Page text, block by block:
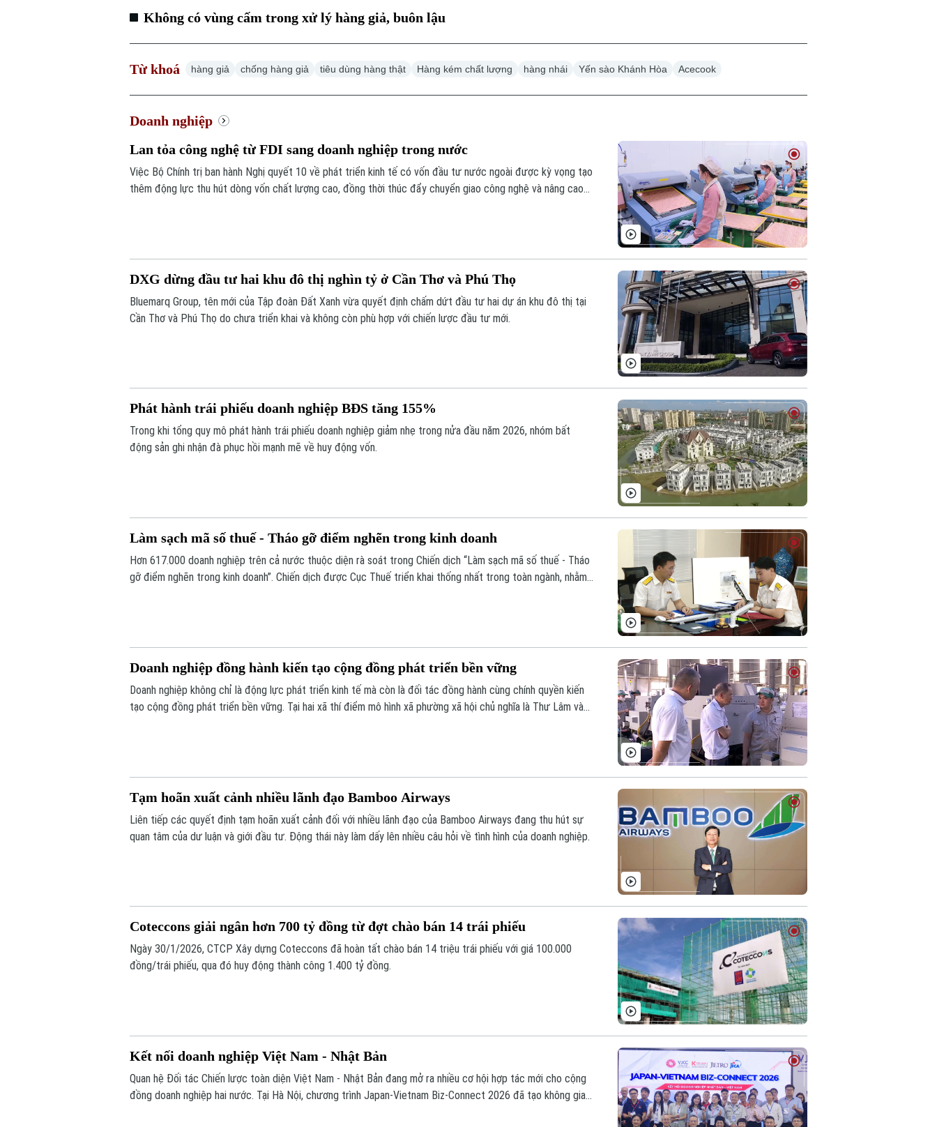
Không có vùng cấm trong xử lý hàng giả, buôn lậu
Từ khoá hàng giả chống hàng giả tiêu dùng hàng thật Hàng kém chất lượng hàng nhái Yến sào Khánh Hòa Acecook
Doanh nghiệp
Lan tỏa công nghệ từ FDI sang doanh nghiệp trong nước
Việc Bộ Chính trị ban hành Nghị quyết 10 về phát triển kinh tế có vốn đầu tư nước ngoài được kỳ vọng tạo
thêm động lực thu hút dòng vốn chất lượng cao, đồng thời thúc đẩy chuyển giao công nghệ và nâng cao
DXG dừng đầu tư hai khu đô thị nghìn tỷ ở Cần Thơ và Phú Thọ
Bluemarq Group, tên mới của Tập đoàn Đất Xanh vừa quyết định chấm dứt đầu tư hai dự án khu đô thị tại
Cần Thơ và Phú Thọ do chưa triển khai và không còn phù hợp với chiến lược đầu tư mới.
Phát hành trái phiếu doanh nghiệp BĐS tăng 155%
Trong khi tổng quy mô phát hành trái phiếu doanh nghiệp giảm nhẹ trong nửa đầu năm 2026, nhóm bất
động sản ghi nhận đà phục hồi mạnh mẽ về huy động vốn.
Làm sạch mã số thuế - Tháo gỡ điểm nghẽn trong kinh doanh
Hơn 617.000 doanh nghiệp trên cả nước thuộc diện rà soát trong Chiến dịch “Làm sạch mã số thuế - Tháo
gỡ điểm nghẽn trong kinh doanh”. Chiến dịch được Cục Thuế triển khai thống nhất trong toàn ngành, nhằm
Doanh nghiệp đồng hành kiến tạo cộng đồng phát triển bền vững
Doanh nghiệp không chỉ là động lực phát triển kinh tế mà còn là đối tác đồng hành cùng chính quyền kiến
tạo cộng đồng phát triển bền vững. Tại hai xã thí điểm mô hình xã phường xã hội chủ nghĩa là Thư Lâm và
Tạm hoãn xuất cảnh nhiều lãnh đạo Bamboo Airways
Liên tiếp các quyết định tạm hoãn xuất cảnh đối với nhiều lãnh đạo của Bamboo Airways đang thu hút sự
quan tâm của dư luận và giới đầu tư. Động thái này làm dấy lên nhiều câu hỏi về tình hình của doanh nghiệp.
Coteccons giải ngân hơn 700 tỷ đồng từ đợt chào bán 14 trái phiếu
Ngày 30/1/2026, CTCP Xây dựng Coteccons đã hoàn tất chào bán 14 triệu trái phiếu với giá 100.000
đồng/trái phiếu, qua đó huy động thành công 1.400 tỷ đồng.
Kết nối doanh nghiệp Việt Nam - Nhật Bản
Quan hệ Đối tác Chiến lược toàn diện Việt Nam - Nhật Bản đang mở ra nhiều cơ hội hợp tác mới cho cộng
đồng doanh nghiệp hai nước. Tại Hà Nội, chương trình Japan-Vietnam Biz-Connect 2026 đã tạo không gian